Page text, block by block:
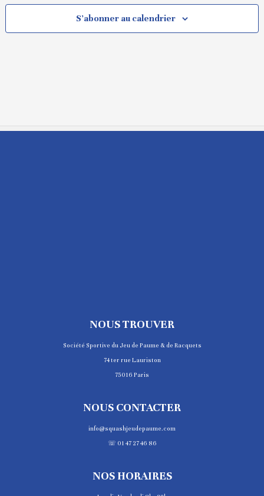
S’abonner au calendrier
NOUS TROUVER
Société Sportive du Jeu de Paume & de Racquets
74 ter rue Lauriston
75016 Paris
NOUS CONTACTER
info@squashjeudepaume.com
☏ 01 47 27 46 86
NOS HORAIRES